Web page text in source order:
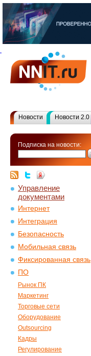
Новости Новости 2.0
Подписка на новости:
Управление
документами
Интернет
Интеграция
Безопасность
Мобильная связь
Фиксированная связь
ПО
Рынок ПК
Маркетинг
Торговые сети
Оборудование
Outsourcing
Кадры
Регулирование